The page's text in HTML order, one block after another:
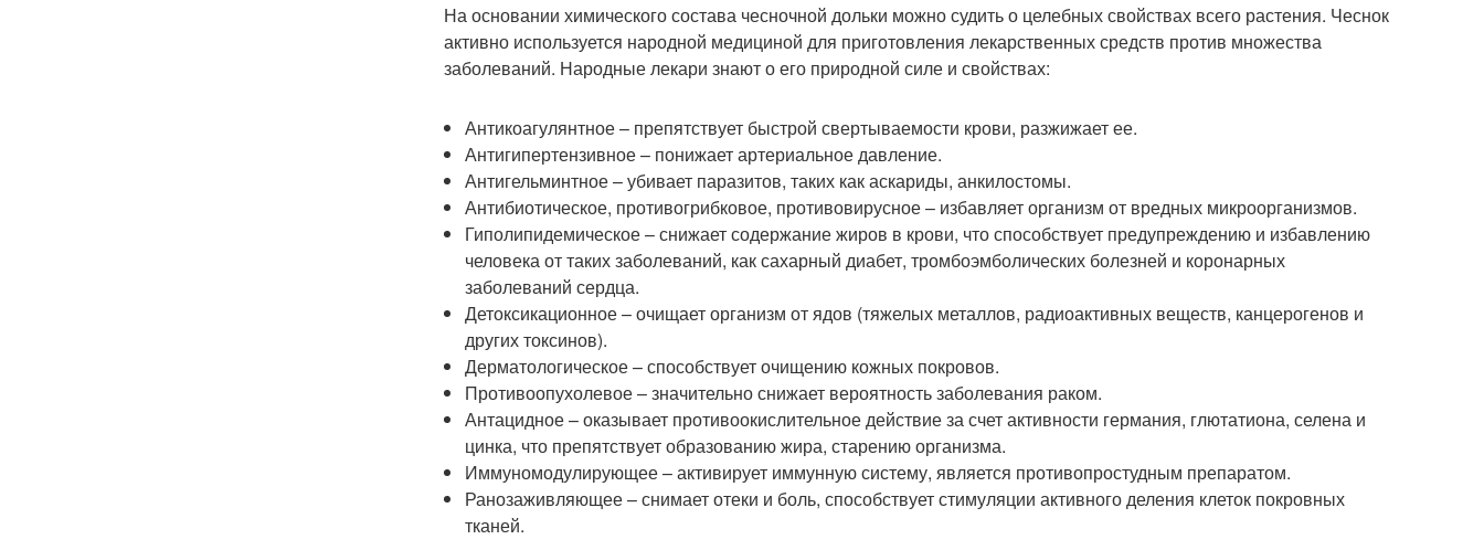
На основании химического состава чесночной дольки можно судить о целебных свойствах всего растения. Чеснок
активно используется народной медициной для приготовления лекарственных средств против множества
заболеваний. Народные лекари знают о его природной силе и свойствах:
Антикоагулянтное – препятствует быстрой свертываемости крови, разжижает ее.
Антигипертензивное – понижает артериальное давление.
Антигельминтное – убивает паразитов, таких как аскариды, анкилостомы.
Антибиотическое, противогрибковое, противовирусное – избавляет организм от вредных микроорганизмов.
Гиполипидемическое – снижает содержание жиров в крови, что способствует предупреждению и избавлению
человека от таких заболеваний, как сахарный диабет, тромбоэмболических болезней и коронарных
заболеваний сердца.
Детоксикационное – очищает организм от ядов (тяжелых металлов, радиоактивных веществ, канцерогенов и
других токсинов).
Дерматологическое – способствует очищению кожных покровов.
Противоопухолевое – значительно снижает вероятность заболевания раком.
Антацидное – оказывает противоокислительное действие за счет активности германия, глютатиона, селена и
цинка, что препятствует образованию жира, старению организма.
Иммуномодулирующее – активирует иммунную систему, является противопростудным препаратом.
Ранозаживляющее – снимает отеки и боль, способствует стимуляции активного деления клеток покровных
тканей.